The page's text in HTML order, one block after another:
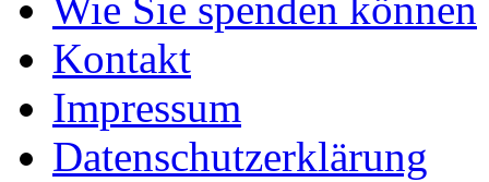
Wie Sie spenden können
Kontakt
Impressum
Datenschutzerklärung